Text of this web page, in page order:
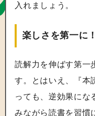
入れましょう。
楽しさを第一に
読解力を伸ばす第一
す。とはいえ、『本
っても、逆効果にな
みながら読書を習慣